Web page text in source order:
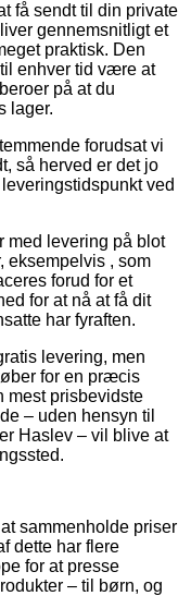
få sendt til din private
gennemsnitligt et
praktisk. Den
enhver tid være at
på at du
lager.
forudsat vi
så herved er det jo
ved
med levering på blot
eksempelvis , som
forud for et
for at nå at få dit
har fyraften.
levering, men
for en præcis
mest prisbevidste
– uden hensyn til
Haslev – vil blive at
sammenholde priser
dette har flere
for at presse
– til børn, og